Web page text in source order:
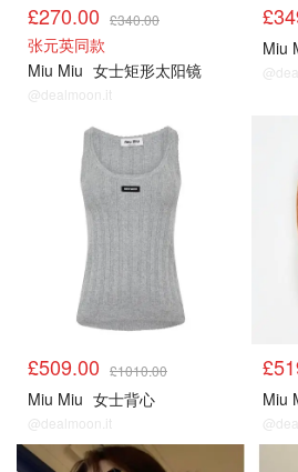
£270.00 £340.00
张元英同款
Miu Miu 女士矩形太阳镜
@dealmoon.it
Miu
£509.00 £1010.00
Miu Miu 女士背心
@dealmoon.it
Miu